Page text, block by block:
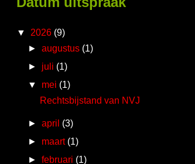
▼ 2026 (9)
►augustus (1)
► juli (1)
▼ mei (1)
Rechtsbijstand van NVJ
►april (3)
► maart (1)
►februari (1)